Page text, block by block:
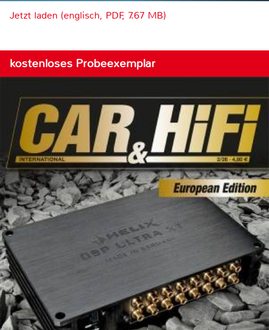
Jetzt laden (englisch, PDF, 7.67 MB)
kostenloses Probeexemplar